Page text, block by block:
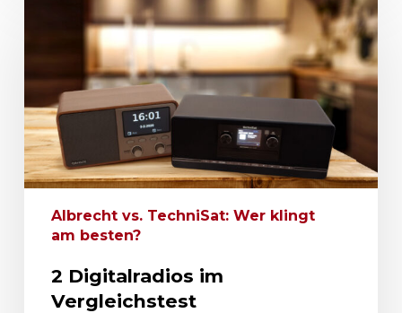
Albrecht vs. TechniSat: Wer klingt
am besten?
2 Digitalradios im
Vergleichstest